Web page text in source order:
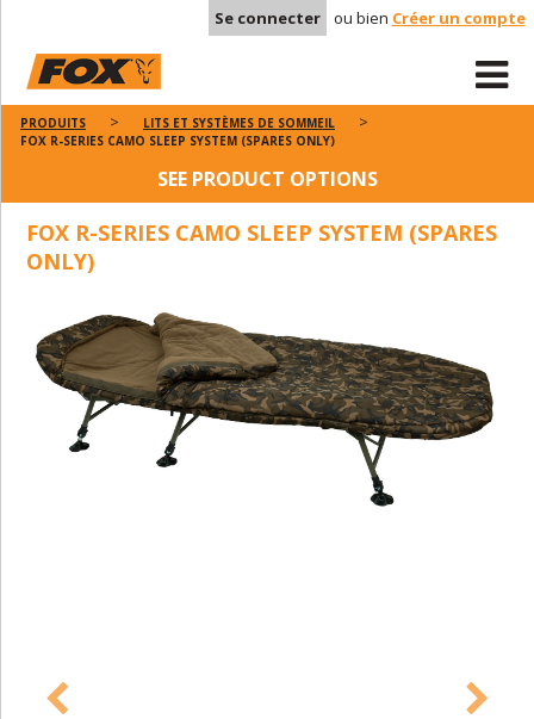
Se connecter ou bien Créer un compte
PRODUITS
LITS ET SYSTÈMES DE SOMMEIL
FOX R-SERIES CAMO SLEEP SYSTEM (SPARES ONLY)
SEE PRODUCT OPTIONS
FOX R-SERIES CAMO SLEEP SYSTEM (SPARES
ONLY)